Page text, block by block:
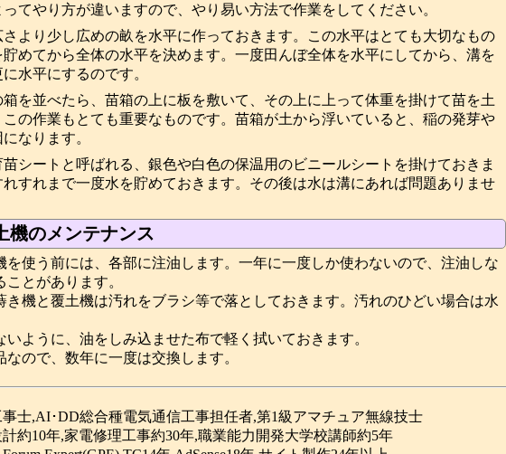
てやり方が違いますので、やり易い方法で作業をしてください。
より少し広めの畝を水平に作っておきます。この水平はとても大切なもの
めてから全体の水平を決めます。一度田んぼ全体を水平にしてから、溝を
水平にするのです。
を並べたら、苗箱の上に板を敷いて、その上に上って体重を掛けて苗を土
の作業もとても重要なものです。苗箱が土から浮いていると、稲の発芽や
なります。
シートと呼ばれる、銀色や白色の保温用のビニールシートを掛けておきま
すれまで一度水を貯めておきます。その後は水は溝にあれば問題ありませ
機のメンテナンス
を使う前には、各部に注油します。一年に一度しか使わないので、注油しな
とがあります。
き機と覆土機は汚れをブラシ等で落としておきます。汚れのひどい場合は水
ように、油をしみ込ませた布で軽く拭いておきます。
ので、数年に一度は交換します。
士,AI･DD総合種電気通信工事担任者,第1級アマチュア無線技士
約10年,家電修理工事約30年,職業能力開発大学校講師約5年